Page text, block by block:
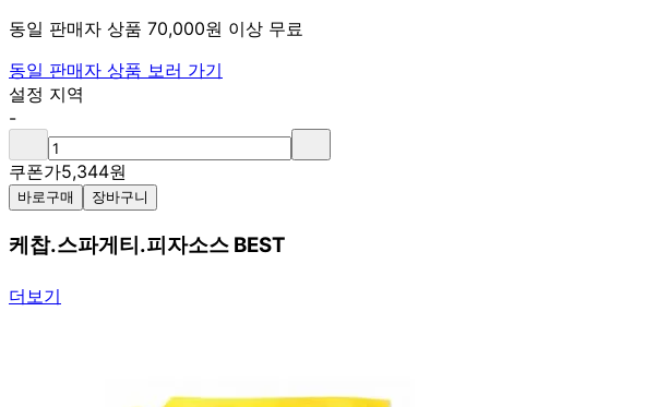
동일 판매자 상품 70,000원 이상 무료
동일 판매자 상품 보러 가기
설정 지역
-
쿠폰가5,344원
바로구매 장바구니
케찹.스파게티.피자소스 BEST
더보기